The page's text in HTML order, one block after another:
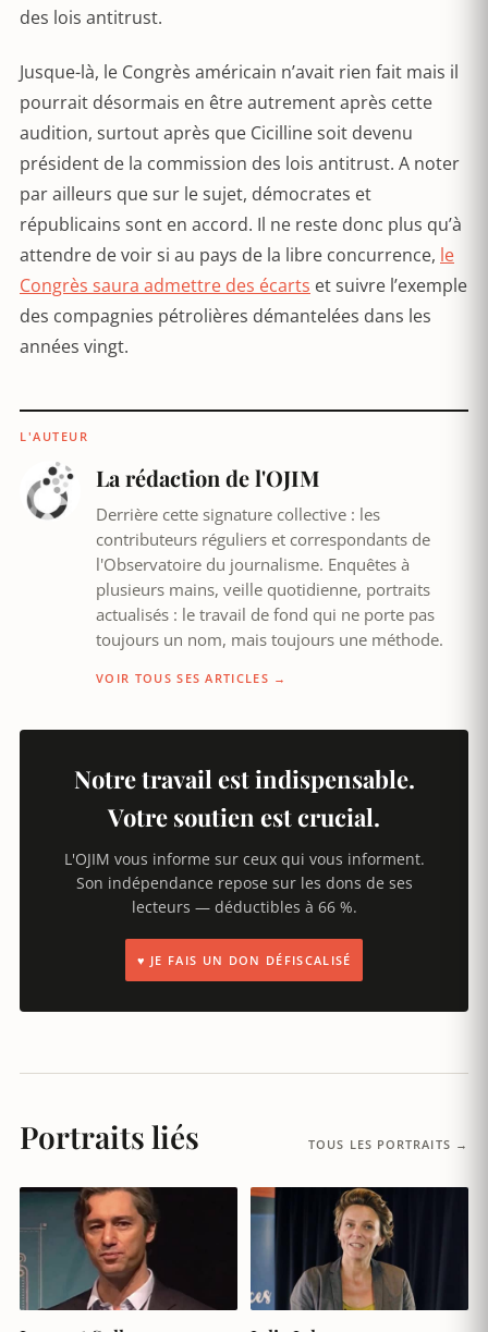
des lois antitrust.
Jusque-là, le Congrès américain n’avait rien fait mais il
pourrait désormais en être autrement après cette
audition, surtout après que Cicilline soit devenu
président de la commission des lois antitrust. A noter
par ailleurs que sur le sujet, démocrates et
républicains sont en accord. Il ne reste donc plus qu’à
attendre de voir si au pays de la libre concurrence, le
Congrès saura admettre des écarts et suivre l’exemple
des compagnies pétrolières démantelées dans les
années vingt.
L'AUTEUR
La rédaction de l'OJIM
Derrière cette signature collective : les
contributeurs réguliers et correspondants de
l'Observatoire du journalisme. Enquêtes à
plusieurs mains, veille quotidienne, portraits
actualisés : le travail de fond qui ne porte pas
toujours un nom, mais toujours une méthode.
VOIR TOUS SES ARTICLES →
Notre travail est indispensable.
Votre soutien est crucial.
L'OJIM vous informe sur ceux qui vous informent.
Son indépendance repose sur les dons de ses
lecteurs — déductibles à 66 %.
♥ JE FAIS UN DON DÉFISCALISÉ
Portraits liés TOUS LES PORTRAITS →